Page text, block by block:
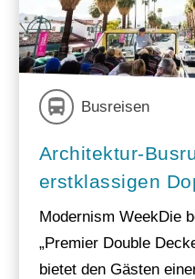
Busreisen
Architektur-
erstklassigen
Modernism WeekDie
„Premier Double
bietet den Gästen